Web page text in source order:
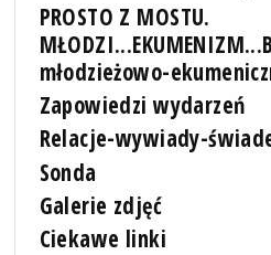
PROSTO Z MOSTU.
młodzieżowo-
Zapowiedzi wydarzeń
Relacje-wywiady-
Sonda
Galerie zdjęć
Ciekawe linki